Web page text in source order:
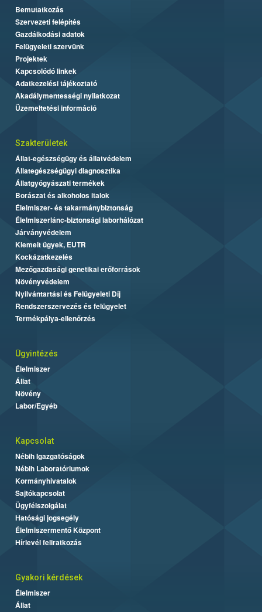
Bemutatkozás
Szervezeti felépítés
Gazdálkodási adatok
Felügyeleti szervünk
Projektek
Kapcsolódó linkek
Adatkezelési tájékoztató
Akadálymentességi nyilatkozat
Üzemeltetési információ
Szakterületek
Állat-egészségügy és állatvédelem
Állategészségügyi diagnosztika
Állatgyógyászati termékek
Borászat és alkoholos italok
Élelmiszer- és takarmánybiztonság
Élelmiszerlánc-biztonsági laborhálózat
Járványvédelem
Kiemelt ügyek, EUTR
Kockázatkezelés
Mezőgazdasági genetikai erőforrások
Növényvédelem
Nyilvántartási és Felügyeleti Díj
Rendszerszervezés és felügyelet
Termékpálya-ellenőrzés
Ügyintézés
Élelmiszer
Állat
Növény
Labor/Egyéb
Kapcsolat
Nébih Igazgatóságok
Nébih Laboratóriumok
Kormányhivatalok
Sajtókapcsolat
Ügyfélszolgálat
Hatósági jogsegély
Élelmiszermentő Központ
Hírlevél feliratkozás
Gyakori kérdések
Élelmiszer
Állat